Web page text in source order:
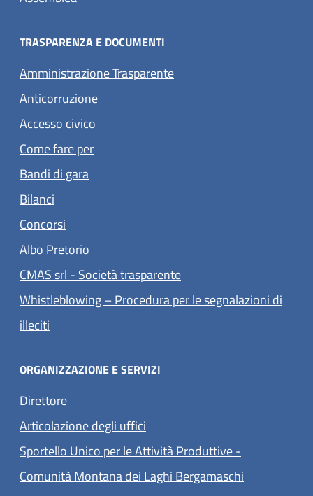
TRASPARENZA E DOCUMENTI
Amministrazione Trasparente
Anticorruzione
Accesso civico
Come fare per
Bandi di gara
Bilanci
Concorsi
Albo Pretorio
CMAS srl - Società trasparente(apre in un'altra scheda).
Whistleblowing – Procedura per le segnalazioni di
illeciti
ORGANIZZAZIONE E SERVIZI
Direttore
Articolazione degli uffici
Sportello Unico per le Attività Produttive -
Comunità Montana dei Laghi Bergamaschi